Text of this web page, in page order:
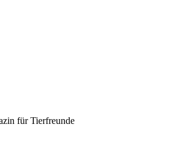
für Tierfreunde